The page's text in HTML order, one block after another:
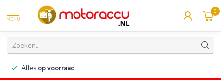
MENU
0
Alles op voorraad